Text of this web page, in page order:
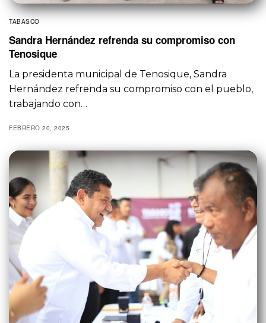
TABASCO
Sandra Hernández refrenda su compromiso con
Tenosique
La presidenta municipal de Tenosique, Sandra
Hernández refrenda su compromiso con el pueblo,
trabajando con…
FEBRERO 20, 2025